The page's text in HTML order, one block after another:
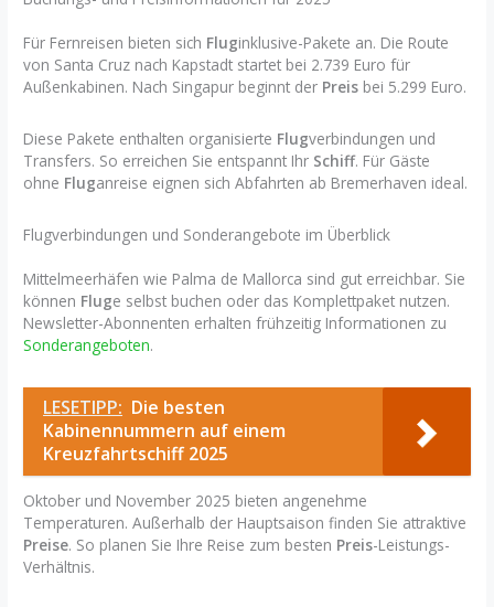
Für Fernreisen bieten sich Fluginklusive-Pakete an. Die Route
von Santa Cruz nach Kapstadt startet bei 2.739 Euro für
Außenkabinen. Nach Singapur beginnt der Preis bei 5.299 Euro.
Diese Pakete enthalten organisierte Flugverbindungen und
Transfers. So erreichen Sie entspannt Ihr Schiff. Für Gäste
ohne Fluganreise eignen sich Abfahrten ab Bremerhaven ideal.
Flugverbindungen und Sonderangebote im Überblick
Mittelmeerhäfen wie Palma de Mallorca sind gut erreichbar. Sie
können Fluge selbst buchen oder das Komplettpaket nutzen.
Newsletter-Abonnenten erhalten frühzeitig Informationen zu
Sonderangeboten.
LESETIPP: Die besten
Kabinennummern auf einem
Kreuzfahrtschiff 2025
Oktober und November 2025 bieten angenehme
Temperaturen. Außerhalb der Hauptsaison finden Sie attraktive
Preise. So planen Sie Ihre Reise zum besten Preis-Leistungs-
Verhältnis.